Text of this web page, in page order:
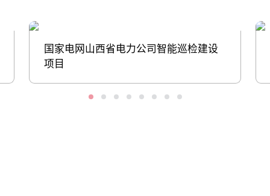
国家电网山西省电力公司智能巡检建设
项目